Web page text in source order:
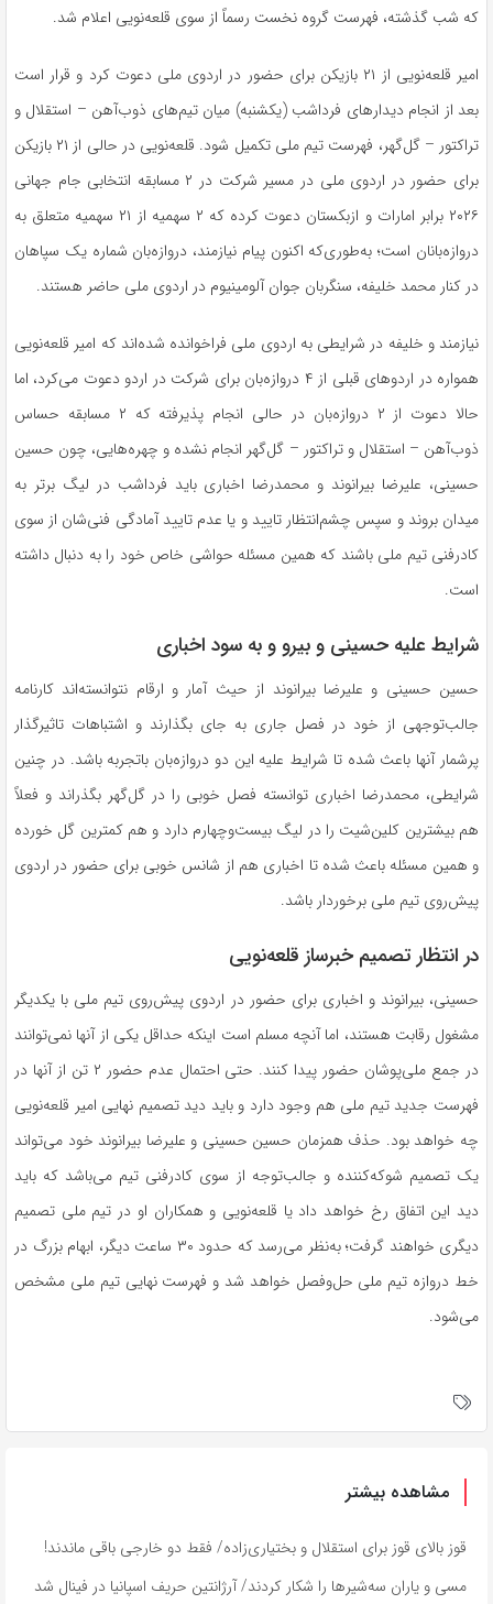
که شب گذشته، فهرست گروه نخست رسماً از سوی قلعه‌نویی اعلام شد.
امیر قلعه‌نویی از ۲۱ بازیکن برای حضور در اردوی ملی دعوت کرد و قرار است
بعد از انجام دیدار‌های فرداشب (یکشنبه) میان تیم‌های ذوب‌آهن – استقلال و
تراکتور – گل‌گهر، فهرست تیم ملی تکمیل شود. قلعه‌نویی در حالی از ۲۱ بازیکن
برای حضور در اردوی ملی در مسیر شرکت در ۲ مسابقه انتخابی جام جهانی
۲۰۲۶ برابر امارات و ازبکستان دعوت کرده که ۲ سهمیه از ۲۱ سهمیه متعلق به
دروازه‌بانان است؛ به‌طوری‌که اکنون پیام نیازمند، دروازه‌بان شماره یک سپاهان
در کنار محمد خلیفه، سنگربان جوان آلومینیوم در اردوی ملی حاضر هستند.
نیازمند و خلیفه در شرایطی به اردوی ملی فراخوانده شده‌اند که امیر قلعه‌نویی
همواره در اردو‌های قبلی از ۴ دروازه‌بان برای شرکت در اردو دعوت می‌کرد، اما
حالا دعوت از ۲ دروازه‌بان در حالی انجام پذیرفته که ۲ مسابقه حساس
ذوب‌آهن – استقلال و تراکتور – گل‌گهر انجام نشده و چهره‌هایی، چون حسین
حسینی، علیرضا بیرانوند و محمدرضا اخباری باید فرداشب در لیگ برتر به
میدان بروند و سپس چشم‌انتظار تایید و یا عدم تایید آمادگی فنی‌شان از سوی
کادرفنی تیم ملی باشند که همین مسئله حواشی خاص خود را به دنبال داشته
است.
شرایط علیه حسینی و بیرو و به سود اخباری
حسین حسینی و علیرضا بیرانوند از حیث آمار و ارقام نتوانسته‌اند کارنامه
جالب‌توجهی از خود در فصل جاری به جای بگذارند و اشتباهات تاثیرگذار
پرشمار آنها باعث شده تا شرایط علیه این دو دروازه‌بان باتجربه باشد. در چنین
شرایطی، محمدرضا اخباری توانسته فصل خوبی را در گل‌گهر بگذراند و فعلاً
هم بیشترین کلین‌شیت را در لیگ بیست‌وچهارم دارد و هم کمترین گل خورده
و همین مسئله باعث شده تا اخباری هم از شانس خوبی برای حضور در اردوی
پیش‌روی تیم ملی برخوردار باشد.
در انتظار تصمیم خبرساز قلعه‌نویی
حسینی، بیرانوند و اخباری برای حضور در اردوی پیش‌روی تیم ملی با یکدیگر
مشغول رقابت هستند، اما آنچه مسلم است اینکه حداقل یکی از آنها نمی‌توانند
در جمع ملی‌پوشان حضور پیدا کنند. حتی احتمال عدم حضور ۲ تن از آنها در
فهرست جدید تیم ملی هم وجود دارد و باید دید تصمیم نهایی امیر قلعه‌نویی
چه خواهد بود. حذف همزمان حسین حسینی و علیرضا بیرانوند خود می‌تواند
یک تصمیم شوکه‌کننده و جالب‌توجه از سوی کادرفنی تیم می‌باشد که باید
دید این اتفاق رخ خواهد داد یا قلعه‌نویی و همکاران او در تیم ملی تصمیم
دیگری خواهند گرفت؛ به‌نظر می‌رسد که حدود ۳۰ ساعت دیگر، ابهام بزرگ در
خط دروازه تیم ملی حل‌وفصل خواهد شد و فهرست نهایی تیم ملی مشخص
می‌شود.
مشاهده بیشتر
قوز بالای قوز برای استقلال و بختیاری‌زاده/ فقط دو خارجی باقی ماندند!
مسی و یاران سه‌شیرها را شکار کردند/ آرژانتین حریف اسپانیا در فینال شد